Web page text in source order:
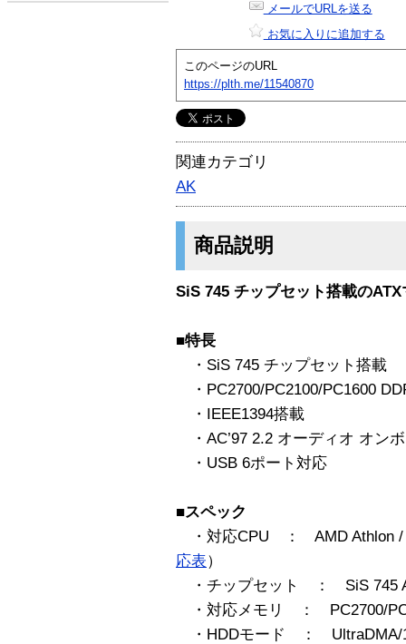
メールでURLを送る
お気に入りに追加する
このページのURL
https://plth.me/11540870
関連カテゴリ
AK
商品説明
SiS 745 チップセット搭載の
■特長
・SiS 745 チップセット搭載
・PC2700/PC2100/PC1600
・IEEE1394搭載
・AC’97 2.2 オーディオ オン
・USB 6ポート対応
■スペック
・対応CPU ： AMD Athlon /
応表）
・チップセット ： SiS 745
・対応メモリ ： PC2700/
・HDDモード ： UltraDMA/